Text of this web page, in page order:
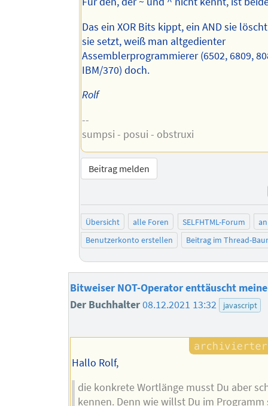
Das ein XOR Bits kippt, ein AND sie
sie setzt, weiß man altgedienter
Assemblerprogrammierer (6502, 6809,
IBM/370) doch.
Rolf
--
sumpsi - posui - obstruxi
Beitrag melden
Übersicht alle Foren SELFHTML-Forum
Benutzerkonto erstellen
Beitrag im Thread-
Bitweiser NOT-Operator enttäuscht
Der Buchhalter08.12.2021 13:32 javascript
Hallo Rolf,
die konkrete Wortlänge musst Du aber
kennen. Denn wie willst Du im Programm